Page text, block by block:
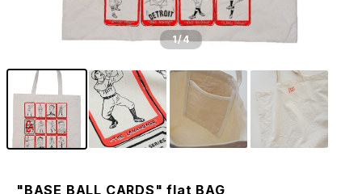
1/4
"BASE BALL CARDS" flat BAG